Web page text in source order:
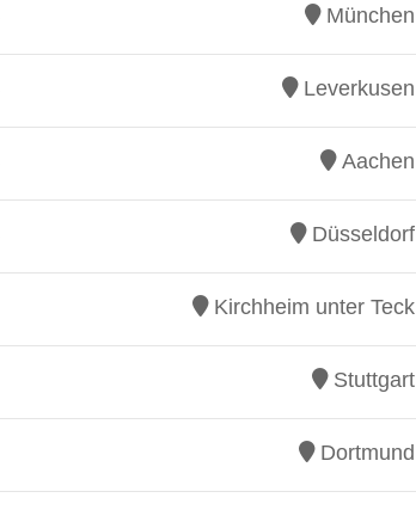
München
Leverkusen
Aachen
Düsseldorf
Kirchheim unter Teck
Stuttgart
Dortmund